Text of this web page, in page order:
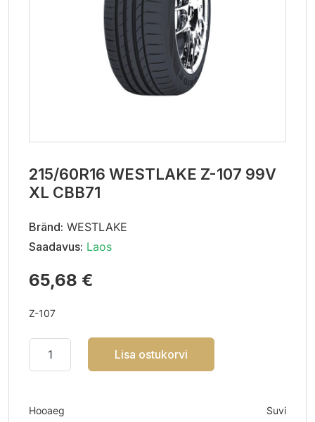
215/60R16 WESTLAKE Z-107 99V
XL CBB71
Bränd: WESTLAKE
Saadavus: Laos
65,68 €
Z-107
Lisa ostukorvi
Hooaeg
Suvi